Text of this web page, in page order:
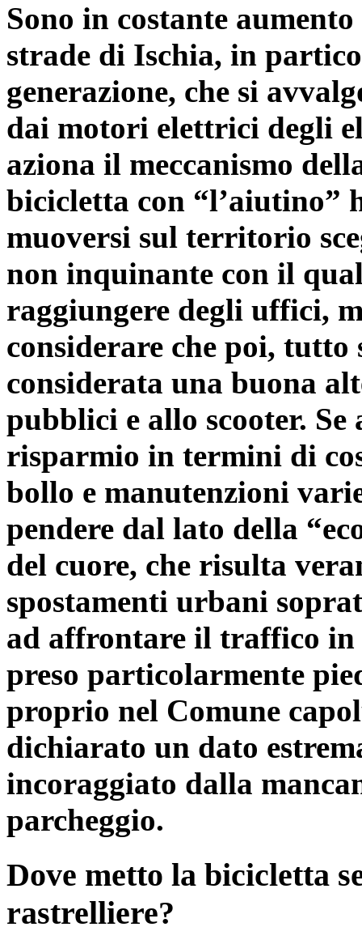
Sono in costante
strade di Ischia, in
generazione, che si
dai motori elettrici degli
aziona il meccanismo
bicicletta con “l’aiutino”
muoversi sul territorio
non inquinante con il
raggiungere degli uffici,
considerare che poi, tutto
considerata una buona
pubblici e allo scooter.
risparmio in termini di
bollo e manutenzioni
pendere dal lato della
del cuore, che risulta
spostamenti urbani
ad affrontare il traffico in
preso particolarmente
proprio nel Comune
dichiarato un dato
incoraggiato dalla
parcheggio.
Dove metto la bicicletta
rastrelliere?